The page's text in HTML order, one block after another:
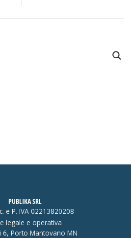
PUBLIKA SRL
e P. IVA 02213820208
legale e operativa
6, Porto Mantovano MN